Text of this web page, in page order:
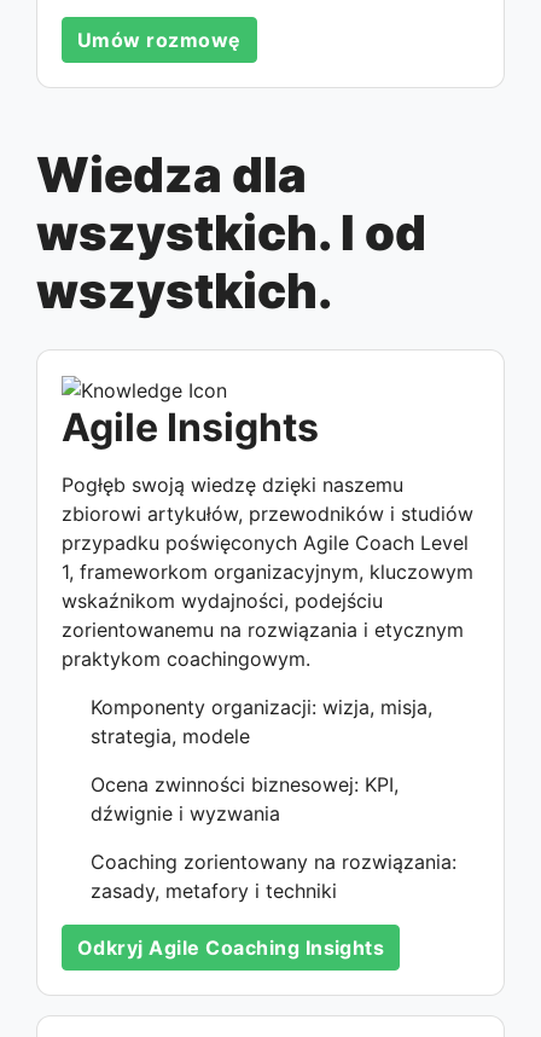
Umów rozmowę
Wiedza dla
wszystkich. I od
wszystkich.
Agile Insights
Pogłęb swoją wiedzę dzięki naszemu
zbiorowi artykułów, przewodników i studiów
przypadku poświęconych Agile Coach Level
1, frameworkom organizacyjnym, kluczowym
wskaźnikom wydajności, podejściu
zorientowanemu na rozwiązania i etycznym
praktykom coachingowym.
Komponenty organizacji: wizja, misja,
strategia, modele
Ocena zwinności biznesowej: KPI,
dźwignie i wyzwania
Coaching zorientowany na rozwiązania:
zasady, metafory i techniki
Odkryj Agile Coaching Insights